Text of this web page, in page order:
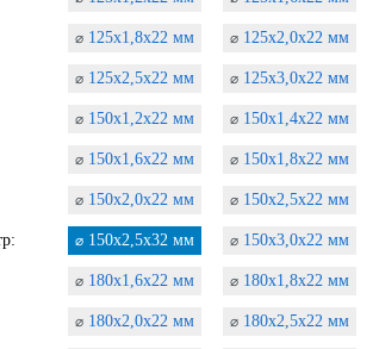
⌀125х1,8х22 мм ⌀125х2,0х22 мм
⌀125х2,5х22 мм ⌀125х3,0х22 мм
⌀150х1,2х22 мм ⌀150х1,4х22 мм
⌀150х1,6х22 мм ⌀150х1,8х22 мм
⌀150х2,0х22 мм ⌀150х2,5х22 мм
⌀150х2,5х32 мм ⌀150х3,0х22 мм
⌀180х1,6х22 мм ⌀180х1,8х22 мм
⌀180х2,0х22 мм ⌀180х2,5х22 мм